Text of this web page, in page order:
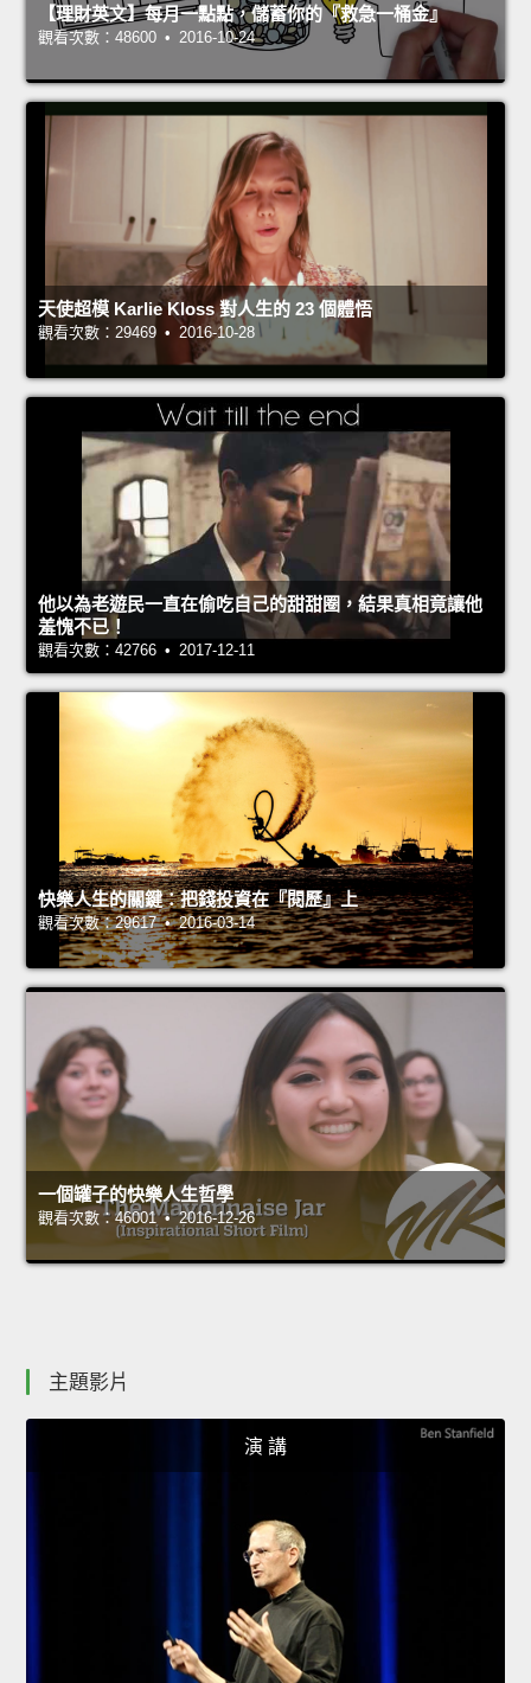
【理財英文】每月一點點，儲蓄你的『救急一桶金』
觀看次數：48600 • 2016-10-24
天使超模 Karlie Kloss 對人生的 23 個體悟
觀看次數：29469 • 2016-10-28
他以為老遊民一直在偷吃自己的甜甜圈，結果真相竟讓他
羞愧不已！
觀看次數：42766 • 2017-12-11
快樂人生的關鍵：把錢投資在『閱歷』上
觀看次數：29617 • 2016-03-14
一個罐子的快樂人生哲學
觀看次數：46001 • 2016-12-26
主題影片
演 講